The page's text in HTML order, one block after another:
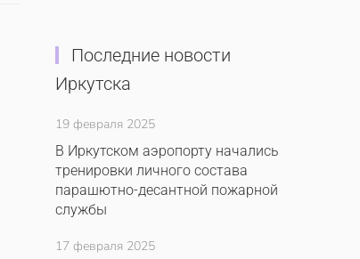
Последние новости
Иркутска
19 февраля 2025
В Иркутском аэропорту начались
тренировки личного состава
парашютно-десантной пожарной
службы
17 февраля 2025